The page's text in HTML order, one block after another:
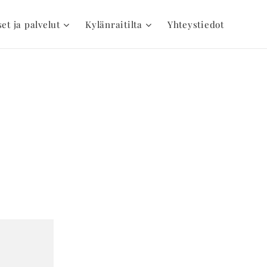
ja palvelut Kylänraitilta Yhteystiedot